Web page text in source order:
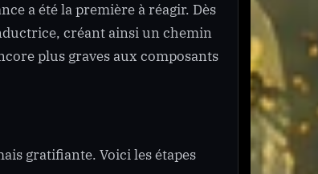
a été la première à réagir. Dès
créant ainsi un chemin
plus graves aux composants
gratifiante. Voici les étapes